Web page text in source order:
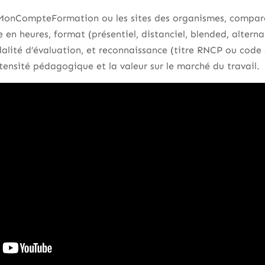
ou les sites des organismes,
en heures, format (présentiel, distanciel, blended,
d’évaluation, et reconnaissance (titre RNCP ou
pédagogique et la valeur sur le marché du travail.